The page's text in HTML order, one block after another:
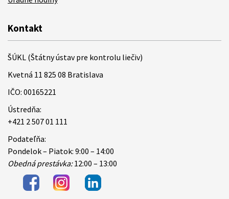
Kontakt
ŠÚKL (Štátny ústav pre kontrolu liečiv)
Kvetná 11 825 08 Bratislava
IČO: 00165221
Ústredňa:
+421 2 507 01 111
Podateľňa:
Pondelok – Piatok: 9:00 – 14:00
Obedná prestávka:12:00 – 13:00